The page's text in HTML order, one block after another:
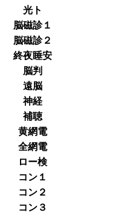
光ト
脳磁診１
脳磁診２
終夜睡安
脳判
遠脳
神経
補聴
黄網電
全網電
ロー検
コン１
コン２
コン３